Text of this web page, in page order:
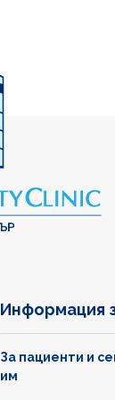
Информация
За пациенти и
им